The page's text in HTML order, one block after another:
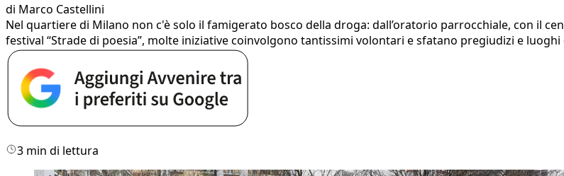
di Marco Castellini
Nel quartiere di Milano non c'è solo il famigerato bosco della droga: dall’oratorio parrocchiale, con il
festival “Strade di poesia”, molte iniziative coinvolgono tantissimi volontari e sfatano pregiudizi e luoghi
3 min di lettura